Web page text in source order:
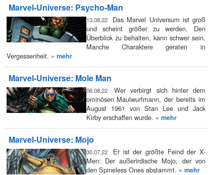
Marvel-Universe: Psycho-Man
13.08.22
Das Marvel Universum ist groß
und scheint größer zu werden. Den
Überblick zu behalten, kann schwer sein.
Manche Charaktere geraten in
Vergessenheit. » mehr
Marvel-Universe: Mole Man
06.08.22
Wer verbirgt sich hinter dem
ominösen Maulwurfmann, der bereits im
August 1961 von Stan Lee und Jack
Kirby erschaffen wurde. » mehr
Marvel-Universe: Mojo
30.07.22
Er ist der größte Feind der X-
Men: Der außerirdische Mojo, der von
den Spineless Ones abstammt. » mehr